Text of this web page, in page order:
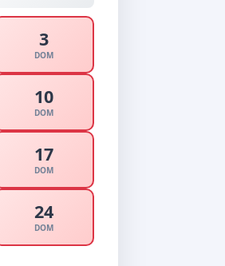
3
DOM
10
DOM
17
DOM
24
DOM